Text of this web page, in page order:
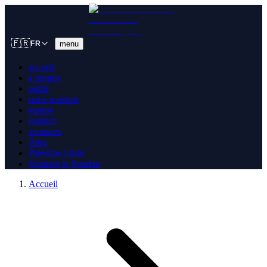
🇫🇷FR menu
accueil
à propos
outils
nous soutenir
équipe
contact
sponsors
Blog
Palestine Libre
Soutenir le Soudan
Accueil